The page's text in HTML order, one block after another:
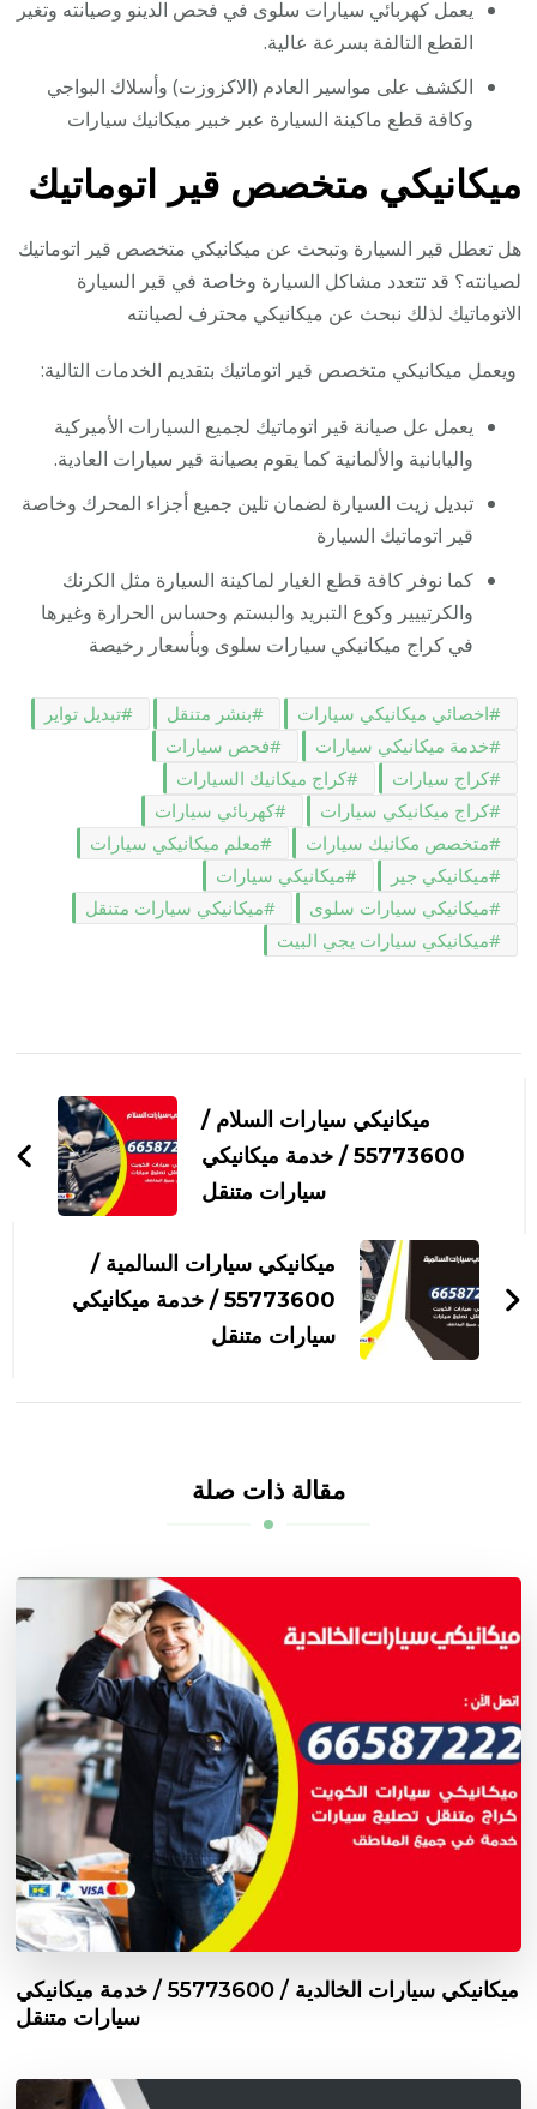
يعمل كهربائي سيارات سلوى في فحص الدينو وصيانته وتغير
القطع التالفة بسرعة عالية.
الكشف على مواسير العادم (الاكزوزت) وأسلاك البواجي
وكافة قطع ماكينة السيارة عبر خبير ميكانيك سيارات
ميكانيكي متخصص قير اتوماتيك
هل تعطل قير السيارة وتبحث عن ميكانيكي متخصص قير اتوماتيك
لصيانته؟ قد تتعدد مشاكل السيارة وخاصة في قير السيارة
الاتوماتيك لذلك نبحث عن ميكانيكي محترف لصيانته
ويعمل ميكانيكي متخصص قير اتوماتيك بتقديم الخدمات التالية:
يعمل عل صيانة قير اتوماتيك لجميع السيارات الأميركية
واليابانية والألمانية كما يقوم بصيانة قير سيارات العادية.
تبديل زيت السيارة لضمان تلين جميع أجزاء المحرك وخاصة
قير اتوماتيك السيارة
كما نوفر كافة قطع الغيار لماكينة السيارة مثل الكرنك
والكرتييير وكوع التبريد والبستم وحساس الحرارة وغيرها
في كراج ميكانيكي سيارات سلوى وبأسعار رخيصة
اخصائي ميكانيكي سيارات بنشر متنقل
تبديل تواير
خدمة ميكانيكي سيارات
فحص سيارات
كراج سيارات
كراج ميكانيك السيارات
كراج ميكانيكي سيارات
كهربائي سيارات
متخصص مكانيك سيارات
معلم ميكانيكي سيارات
ميكانيكي جير
ميكانيكي سيارات
ميكانيكي سيارات سلوى
ميكانيكي سيارات متنقل
ميكانيكي سيارات يجي البيت
التدوينات
ميكانيكي سيارات السلام /
55773600‬ / خدمة ميكانيكي
سيارات متنقل
ميكانيكي سيارات السالمية /
55773600‬ / خدمة ميكانيكي
سيارات متنقل
مقالة ذات صلة
ميكانيكي سيارات الخالدية / 55773600‬ / خدمة ميكانيكي
سيارات متنقل